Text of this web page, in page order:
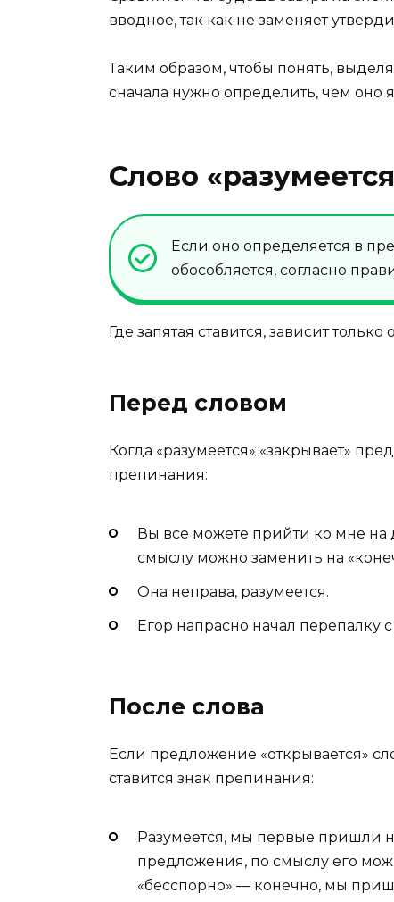
вводное, так как не заменяет
Таким образом, чтобы понять,
сначала нужно определить, чем оно
Слово
Если оно определяется в
обособляется, согласно
Где запятая ставится, зависит
Перед словом
Когда «разумеется» «закрывает»
препинания:
Вы все можете прийти ко мне на
смыслу можно заменить на
Она неправа, разумеется.
Егор напрасно начал перепалку
После слова
Если предложение «открывается»
ставится знак препинания:
Разумеется, мы первые пришли
предложения, по смыслу его
«бесспорно» — конечно, мы